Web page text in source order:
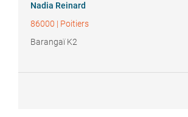
Nadia Reinard
86000 | Poitiers
Barangaï K2